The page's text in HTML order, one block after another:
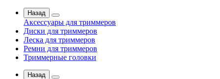
Назад
Аксессуары для триммеров
Диски для триммеров
Леска для триммеров
Ремни для триммеров
Триммерные головки
Назад